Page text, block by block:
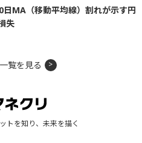
日MA（移動平均線）割れが示す円
失
覧を見る
トを知り、未来を描く